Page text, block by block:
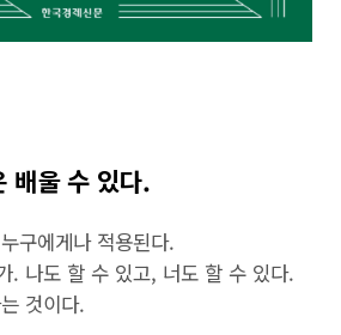
배울 수 있다.
구에게나 적용된다.
. 나도 할 수 있고, 너도 할 수 있다.
것이다.